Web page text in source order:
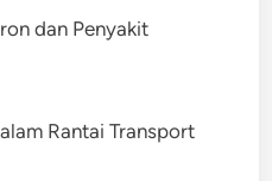
dan Penyakit
Rantai Transport